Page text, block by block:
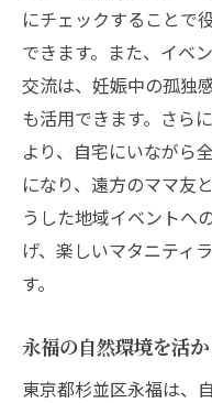
にチェックすることで
できます。また、イベ
交流は、妊娠中の孤独
も活用できます。さら
より、自宅にいながら
になり、遠方のママ友
うした地域イベントへ
げ、楽しいマタニティ
す。
永福の自然環境を活
東京都杉並区永福は、